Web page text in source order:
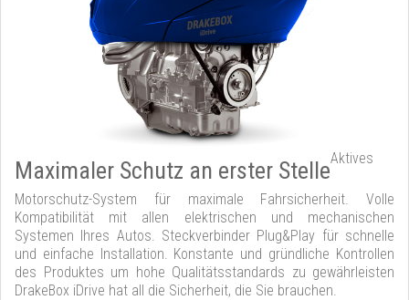
Maximaler Schutz an erster StelleAktives
Motorschutz-System für maximale Fahrsicherheit. Volle
Kompatibilität mit allen elektrischen und mechanischen
Systemen Ihres Autos. Steckverbinder Plug&Play für schnelle
und einfache Installation. Konstante und gründliche Kontrollen
des Produktes um hohe Qualitätsstandards zu gewährleisten
DrakeBox iDrive hat all die Sicherheit, die Sie brauchen.